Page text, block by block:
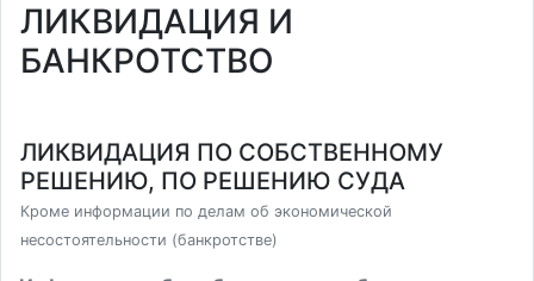
ЛИКВИДАЦИЯ И
БАНКРОТСТВО
ЛИКВИДАЦИЯ ПО СОБСТВЕННОМУ
РЕШЕНИЮ, ПО РЕШЕНИЮ СУДА
Кроме информации по делам об экономической
несостоятельности (банкротстве)